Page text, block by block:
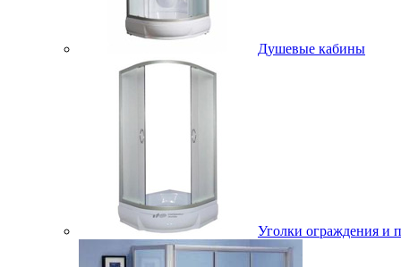
Душевые кабины
Уголки ограждения и